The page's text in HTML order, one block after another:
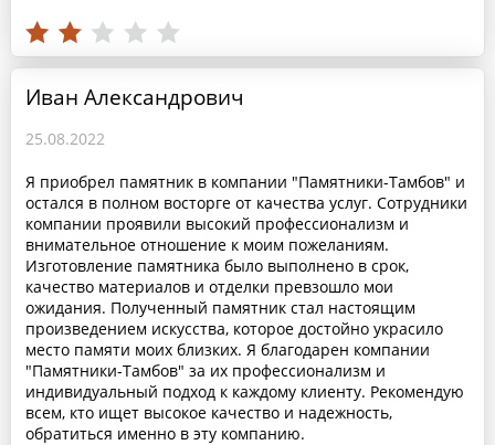
Иван Александрович
25.08.2022
Я приобрел памятник в компании "Памятники-Тамбов" и
остался в полном восторге от качества услуг. Сотрудники
компании проявили высокий профессионализм и
внимательное отношение к моим пожеланиям.
Изготовление памятника было выполнено в срок,
качество материалов и отделки превзошло мои
ожидания. Полученный памятник стал настоящим
произведением искусства, которое достойно украсило
место памяти моих близких. Я благодарен компании
"Памятники-Тамбов" за их профессионализм и
индивидуальный подход к каждому клиенту. Рекомендую
всем, кто ищет высокое качество и надежность,
обратиться именно в эту компанию.